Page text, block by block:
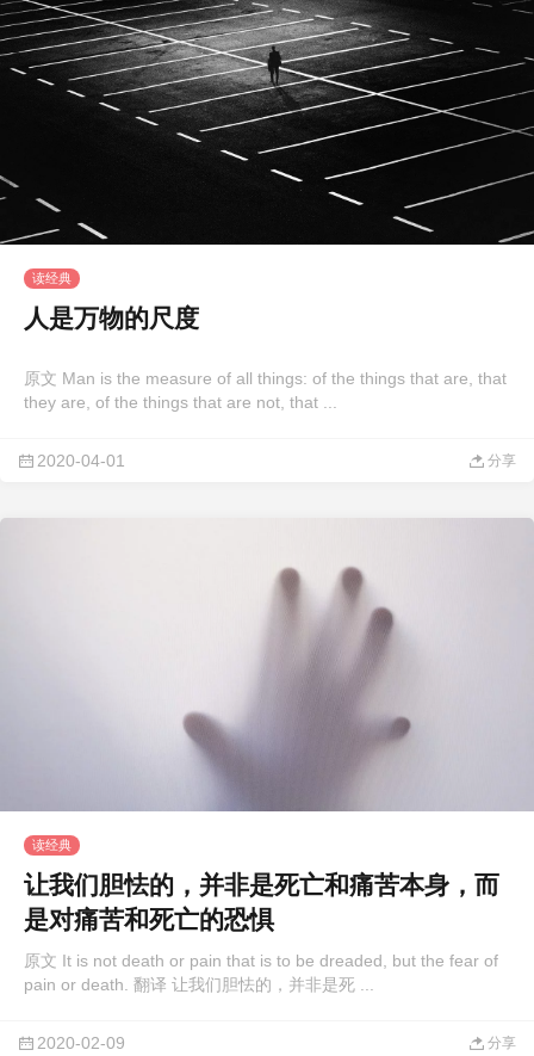
读经典
人是万物的尺度
原文 Man is the measure of all things: of the things that are, that
2020-04-01 分享
读经典
让我们胆怯的，并非是死亡和痛苦本身，而
是对痛苦和死亡的恐惧
原文 It is not death or pain that is to be dreaded, but the fear of
pain or death. 翻译 让我们胆怯的，并非是死 ...
2020-02-09 分享